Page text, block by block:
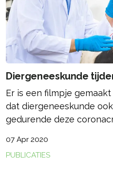
Diergeneeskunde
Er is een filmpje
dat diergeneeskunde
gedurende deze
07 Apr 2020
PUBLICATIES